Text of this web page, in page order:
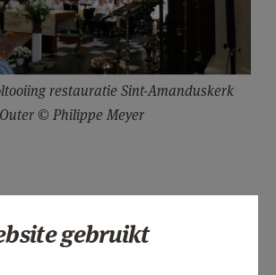
restauratie Sint-Amanduskerk
Outer © Philippe Meyer
gebruikt